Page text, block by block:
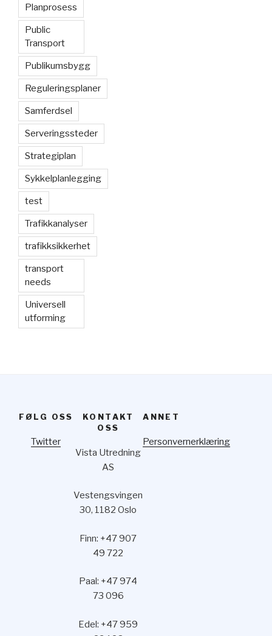
Planprosess
Public
Transport
Publikumsbygg
Reguleringsplaner
Samferdsel
Serveringssteder
Strategiplan
Sykkelplanlegging
test
Trafikkanalyser
trafikksikkerhet
transport
needs
Universell
utforming
FØLG OSS
Twitter
KONTAKT
OSS
Vista Utredning
AS
Vestengsvingen
30, 1182 Oslo
Finn: +47 907
49 722
Paal: +47 974
73 096
Edel: +47 959
ANNET
Personvernerklæring